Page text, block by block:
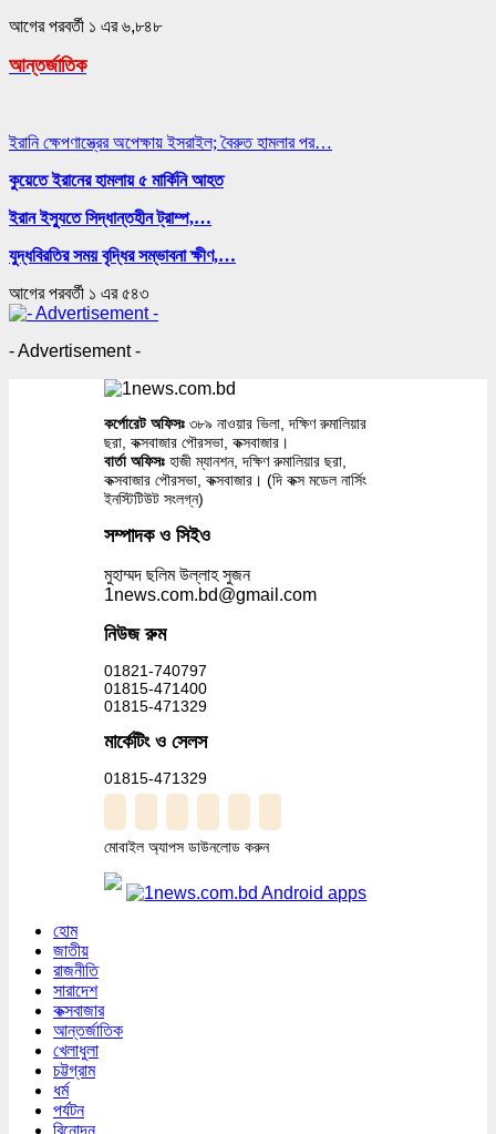
আগেরপরবর্তী ১ এর ৬,৮৪৮
আন্তর্জাতিক
ইরানি ক্ষেপণাস্ত্রের অপেক্ষায় ইসরাইল; বৈরুত হামলার পর…
কুয়েতে ইরানের হামলায় ৫ মার্কিনি আহত
ইরান ইস্যুতে সিদ্ধান্তহীন ট্রাম্প,…
যুদ্ধবিরতির সময় বৃদ্ধির সম্ভাবনা ক্ষীণ,…
আগেরপরবর্তী ১ এর ৫৪৩
- Advertisement -
কর্পোরেট অফিসঃ ৩৮৯ নাওয়ার ভিলা, দক্ষিণ রুমালিয়ার
ছরা, কক্সবাজার পৌরসভা, কক্সবাজার।
বার্তা অফিসঃহাজী ম্যানশন, দক্ষিণ রুমালিয়ার ছরা,
কক্সবাজার পৌরসভা, কক্সবাজার। (দি কক্স মডেল নার্সিং
ইনস্টিটিউট সংলগ্ন)
সম্পাদক ও সিইও
মুহাম্মদ ছলিম উল্লাহ সুজন
1news.com.bd@gmail.com
নিউজ রুম
01821-740797
01815-471400
01815-471329
মার্কেটিং ও সেলস
01815-471329
মোবাইল অ্যাপস ডাউনলোড করুন
হোম
জাতীয়
রাজনীতি
সারাদেশ
কক্সবাজার
আন্তর্জাতিক
খেলাধুলা
চট্টগ্রাম
ধর্ম
পর্যটন